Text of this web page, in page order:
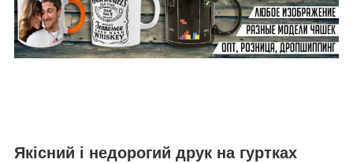
Якісний і недорогий друк на гуртках